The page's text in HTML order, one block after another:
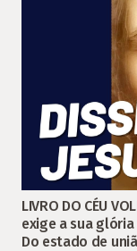
LIVRO DO CÉU
exige a sua
Do estado de